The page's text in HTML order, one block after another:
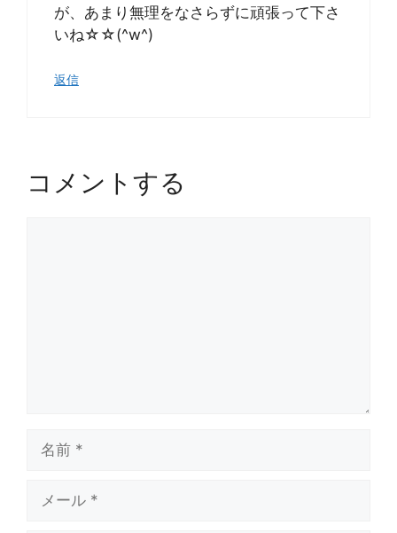
が、あまり無理をなさらずに頑張って下さ
いね☆☆(^w^)
返信
コメントする